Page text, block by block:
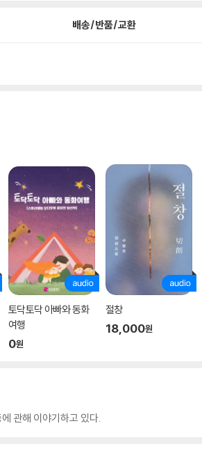
배송/반품/교환
토닥토닥 아빠와 동화
여행
0원
절창
18,000원
관해 이야기하고 있다.